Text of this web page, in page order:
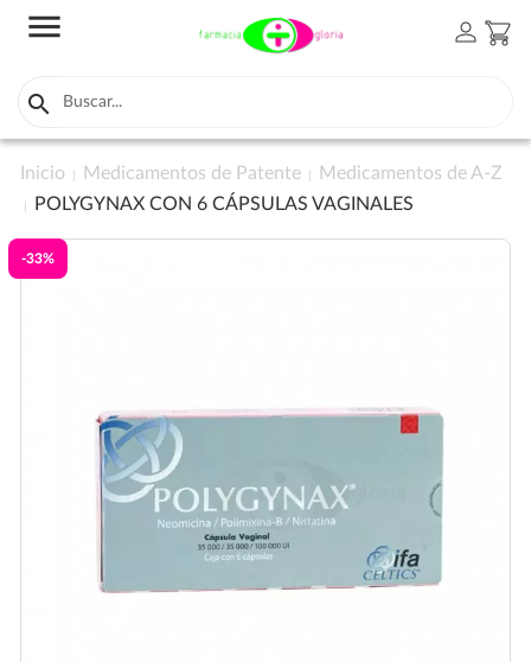
menu person shopping_cart

Inicio Medicamentos de Patente
Medicamentos de A-Z
POLYGYNAX CON 6 CÁPSULAS VAGINALES
-33%